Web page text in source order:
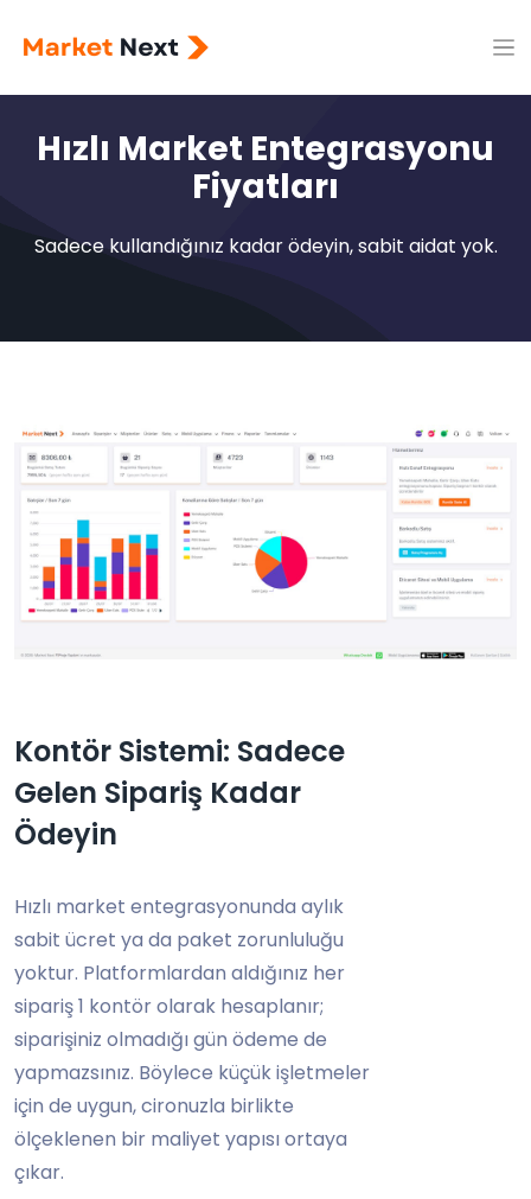
Hızlı Market Entegrasyonu
Fiyatları
Sadece kullandığınız kadar ödeyin, sabit aidat yok.
Kontör Sistemi: Sadece
Gelen Sipariş Kadar
Ödeyin
Hızlı market entegrasyonunda aylık
sabit ücret ya da paket zorunluluğu
yoktur. Platformlardan aldığınız her
sipariş 1 kontör olarak hesaplanır;
siparişiniz olmadığı gün ödeme de
yapmazsınız. Böylece küçük işletmeler
için de uygun, cironuzla birlikte
ölçeklenen bir maliyet yapısı ortaya
çıkar.